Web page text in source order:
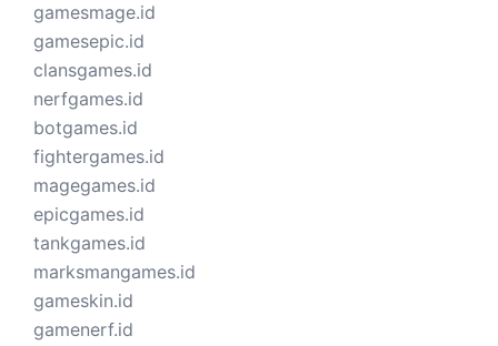
gamesmage.id
gamesepic.id
clansgames.id
nerfgames.id
botgames.id
fightergames.id
magegames.id
epicgames.id
tankgames.id
marksmangames.id
gameskin.id
gamenerf.id